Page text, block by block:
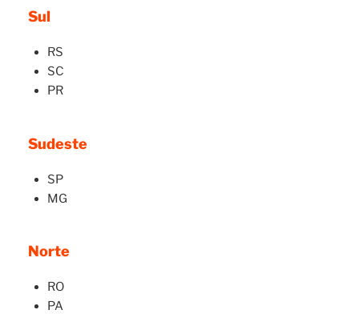
Sul
RS
SC
PR
Sudeste
SP
MG
Norte
RO
PA